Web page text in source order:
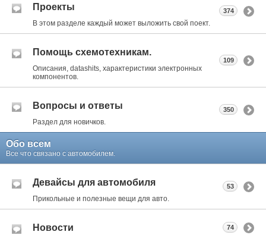
Проекты
В этом разделе каждый может выложить свой поект.
374
Помощь схемотехникам.
Описания, datashits, характеристики электронных
компонентов.
109
Вопросы и ответы
Раздел для новичков.
350
Обо всем
Все что связано с автомобилем.
Девайсы для автомобиля
Прикольные и полезные вещи для авто.
53
Новости 74